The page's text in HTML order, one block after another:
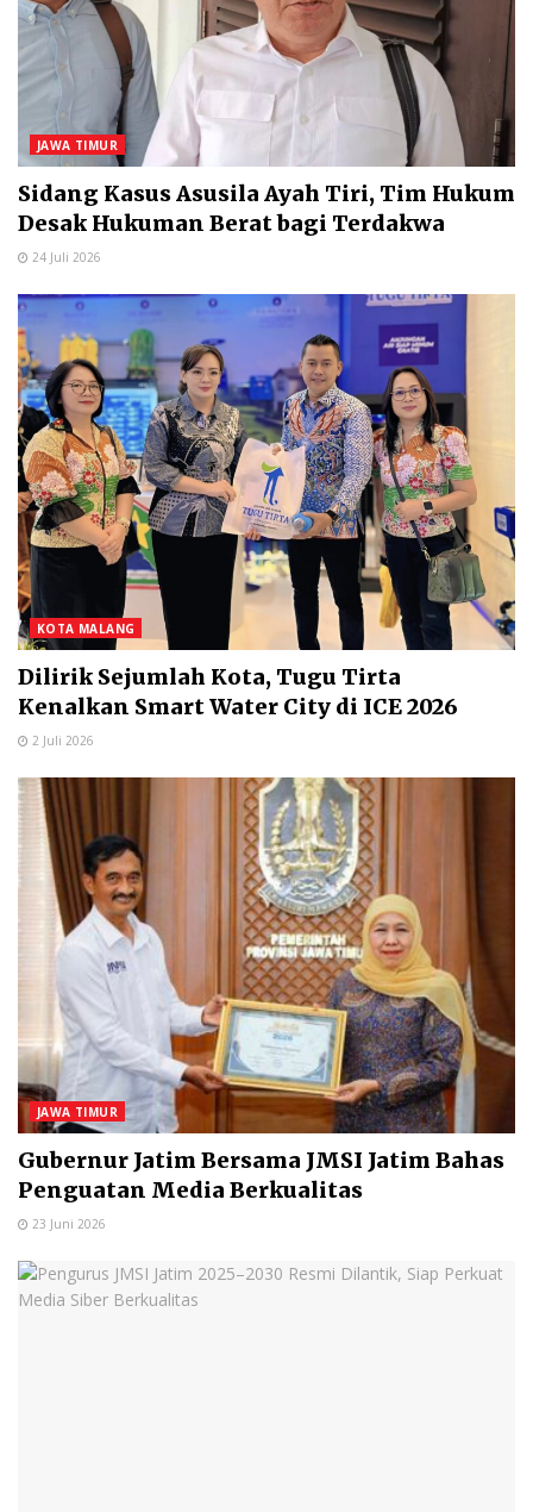
JAWA TIMUR
Sidang Kasus Asusila Ayah Tiri, Tim Hukum
Desak Hukuman Berat bagi Terdakwa
24 Juli 2026
KOTA MALANG
Dilirik Sejumlah Kota, Tugu Tirta
Kenalkan Smart Water City di ICE 2026
2 Juli 2026
JAWA TIMUR
Gubernur Jatim Bersama JMSI Jatim Bahas
Penguatan Media Berkualitas
23 Juni 2026